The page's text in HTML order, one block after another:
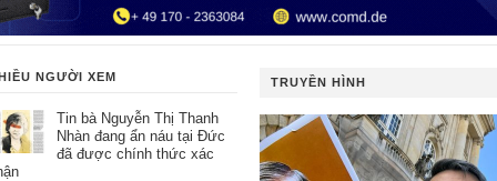
NGƯỜI XEM
Tin bà Nguyễn Thị Thanh
Nhàn đang ẩn náu tại Đức
đã được chính thức xác
TRUYỀN HÌNH